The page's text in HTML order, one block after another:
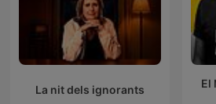
La nit dels ignorants
El